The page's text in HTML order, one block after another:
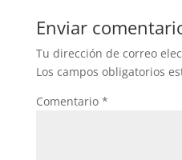
Enviar
Tu dirección de correo
Los campos obligatorios
Comentario *